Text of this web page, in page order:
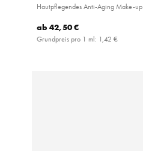
Hautpflegendes Anti-Aging Make-up
ab 42,50 €
Grundpreis pro 1 ml: 1,42 €